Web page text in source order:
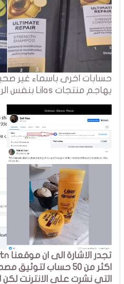
حسابات اخرى باسماء غير
يهاجم منتجات Lilas بنفس الرسالة لكن باسلوب اخر
اكثر من 50 حساب
التي نشرت على الانترنت لكن